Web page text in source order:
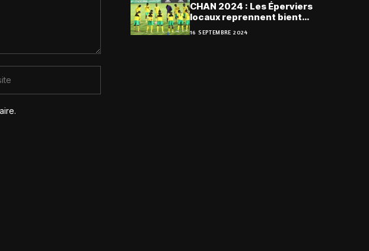
CHAN 2024 : Les Éperviers
locaux reprennent bientôt
du service
16 SEPTEMBRE 2024